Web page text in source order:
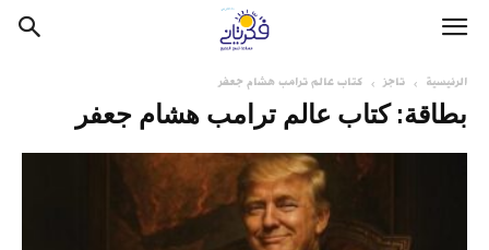
الرئيسية تاجز كتاب عالم ترامب هشام جعفر
بطاقة: كتاب عالم ترامب هشام جعفر